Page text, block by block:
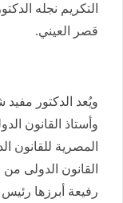
التكريم نجله
قصر العيني.
ويُعد الدكتور
وأستاذ القانون
المصرية للقانون
القانون الدولى
رفيعة أبرزها رئيس